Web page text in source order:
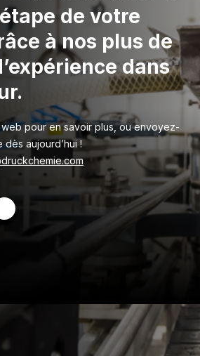
de votre
à nos plus de
dans
pour en savoir plus, ou envoyez-
dès aujourd’hui !
Produits and services